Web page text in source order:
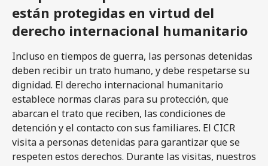
están protegidas en virtud del
derecho internacional humanitario
Incluso en tiempos de guerra, las personas detenidas
deben recibir un trato humano, y debe respetarse su
dignidad. El derecho internacional humanitario
establece normas claras para su protección, que
abarcan el trato que reciben, las condiciones de
detención y el contacto con sus familiares. El CICR
visita a personas detenidas para garantizar que se
respeten estos derechos. Durante las visitas, nuestros